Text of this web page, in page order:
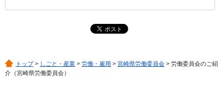
トップ> しごと・産業 > 労働・雇用 > 宮崎県労働委員会 > 労働委員会のご紹
介（宮崎県労働委員会）